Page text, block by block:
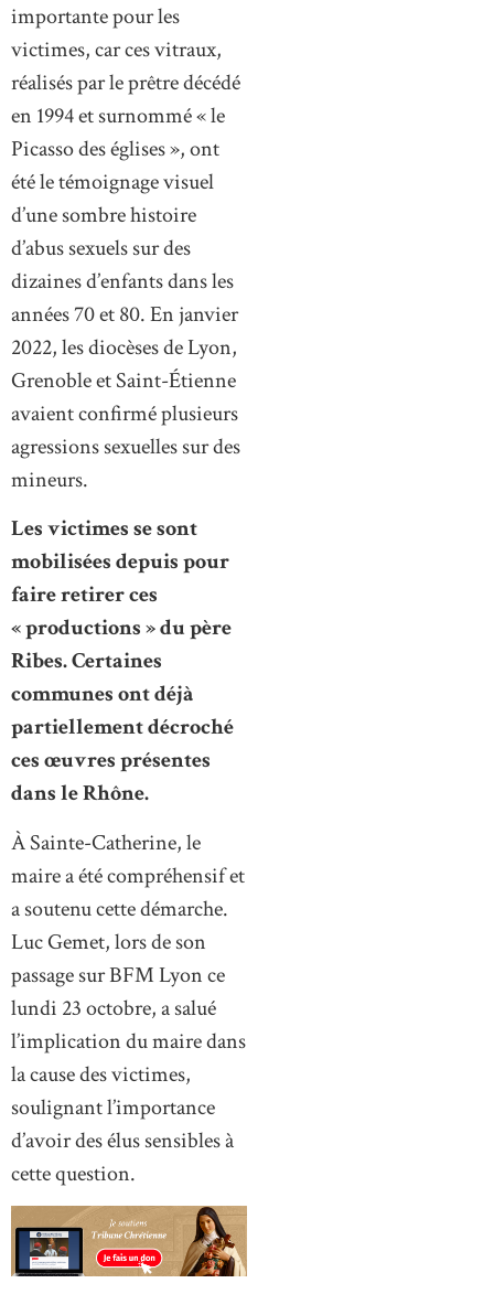
importante pour les
victimes, car ces vitraux,
réalisés par le prêtre décédé
en 1994 et surnommé « le
Picasso des églises », ont
été le témoignage visuel
d’une sombre histoire
d’abus sexuels sur des
dizaines d’enfants dans les
années 70 et 80. En janvier
2022, les diocèses de Lyon,
Grenoble et Saint-Étienne
avaient confirmé plusieurs
agressions sexuelles sur des
mineurs.
Les victimes se sont
mobilisées depuis pour
faire retirer ces
« productions » du père
Ribes. Certaines
communes ont déjà
partiellement décroché
ces œuvres présentes
dans le Rhône.
À Sainte-Catherine, le
maire a été compréhensif et
a soutenu cette démarche.
Luc Gemet, lors de son
passage sur BFM Lyon ce
lundi 23 octobre, a salué
l’implication du maire dans
la cause des victimes,
soulignant l’importance
d’avoir des élus sensibles à
cette question.